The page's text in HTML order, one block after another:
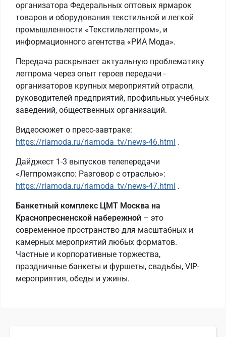
организатора Федеральных оптовых ярмарок
товаров и оборудования текстильной и легкой
промышленности «Текстильлегпром», и
информационного агентства «РИА Мода».
Передача раскрывает актуальную проблематику
легпрома через опыт героев передачи -
организаторов крупных мероприятий отрасли,
руководителей предприятий, профильных учебных
заведений, общественных организаций.
Видеосюжет о пресс-завтраке:
https://riamoda.ru/riamoda_tv/news-46.html .
Дайджест 1-3 выпусков телепередачи
«Легпромэкспо: Разговор с отраслью»:
https://riamoda.ru/riamoda_tv/news-47.html .
Банкетный комплекс ЦМТ Москва на
Краснопресненской набережной – это
современное пространство для масштабных и
камерных мероприятий любых форматов.
Частные и корпоративные торжества,
праздничные банкеты и фуршеты, свадьбы, VIP-
мероприятия, обеды и ужины.